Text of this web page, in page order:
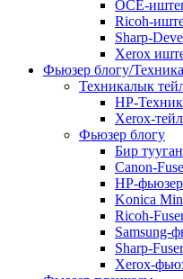
OCE-
Ricoh-
Sharp-
Xerox
Фьюзер блогу/
Техникалык
HP-
Xerox-
Фьюзер блогу
Бир
Canon-
HP-
Konica
Ricoh-
Samsung-
Sharp-
Xerox-